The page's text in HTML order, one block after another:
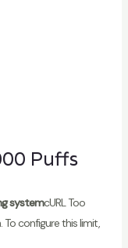
Puffs
systemcURL Too
configure this limit,